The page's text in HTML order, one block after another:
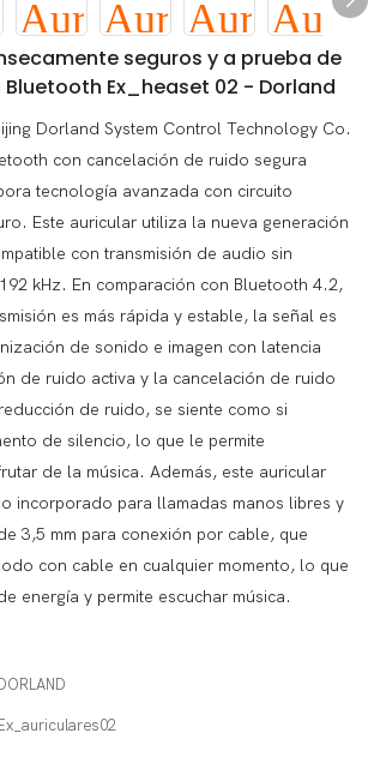
seguros y a prueba de
Ex_heaset 02 - Dorland
Dorland System Control Technology Co.
con cancelación de ruido segura
tecnología avanzada con circuito
Este auricular utiliza la nueva generación
con transmisión de audio sin
kHz. En comparación con Bluetooth 4.2,
es más rápida y estable, la señal es
de sonido e imagen con latencia
de ruido activa y la cancelación de ruido
de ruido, se siente como si
de silencio, lo que le permite
de la música. Además, este auricular
incorporado para llamadas manos libres y
3,5 mm para conexión por cable, que
con cable en cualquier momento, lo que
energía y permite escuchar música.
DORLAND
Ex_auriculares02